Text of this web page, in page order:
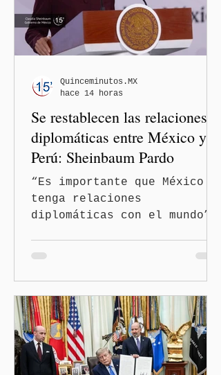
Se restablecen las relaciones
diplomáticas entre México y
Perú: Sheinbaum Pardo
“Es importante que México
tenga relaciones
diplomáticas con el mundo”,
Sheinbaum Pardo anunció el
restablecimiento de las
relaciones diplomáticas
entre los gobiernos de
México y Perú. “Es
importante que más allá de
Quinceminutos.MX
hace 14 horas